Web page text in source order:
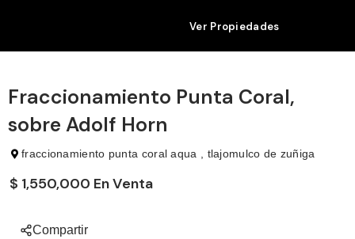
Ver Propiedades
Fraccionamiento Punta Coral,
sobre Adolf Horn
fraccionamiento punta coral aqua , tlajomulco de zuñiga
$ 1,550,000 En Venta
Compartir